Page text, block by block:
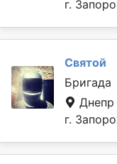
г.
Святой
Бригада
Днепр
г.